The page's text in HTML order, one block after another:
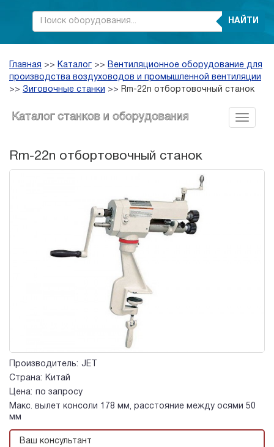
НАЙТИ
Главная >> Каталог >> Вентиляционное оборудование для
производства воздуховодов и промышленной вентиляции
>> Зиговочные станки >> Rm-22n отбортовочный станок
Каталог станков и оборудования
Rm-22n отбортовочный станок
Производитель: JET
Страна:
Китай
Цена:
по запросу
Макс. вылет консоли 178 мм, расстояние между осями 50
мм
Ваш консультант